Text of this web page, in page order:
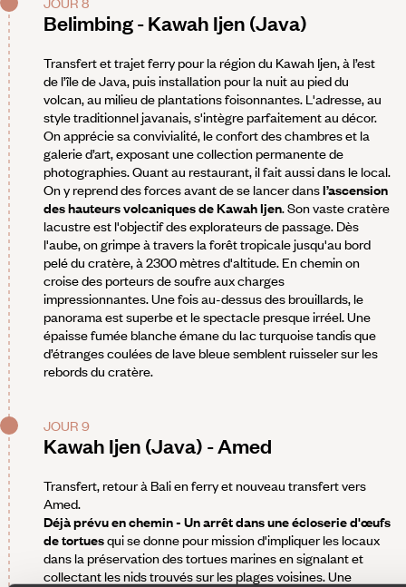
Belimbing - Kawah Ijen (Java)
Transfert et trajet ferry pour la région du Kawah Ijen, à l’est
de l’île de Java, puis installation pour la nuit au pied du
volcan, au milieu de plantations foisonnantes. L'adresse, au
style traditionnel javanais, s'intègre parfaitement au décor.
On apprécie sa convivialité, le confort des chambres et la
galerie d’art, exposant une collection permanente de
photographies. Quant au restaurant, il fait aussi dans le local.
On y reprend des forces avant de se lancer dansl’ascension
des hauteurs volcaniques de Kawah Ijen. Son vaste cratère
lacustre est l'objectif des explorateurs de passage. Dès
l'aube, on grimpe à travers la forêt tropicale jusqu'au bord
pelé du cratère, à 2300 mètres d'altitude. En chemin on
croise des porteurs de soufre aux charges
impressionnantes. Une fois au-dessus des brouillards, le
panorama est superbe et le spectacle presque irréel. Une
épaisse fumée blanche émane du lac turquoise tandis que
d’étranges coulées de lave bleue semblent ruisseler sur les
rebords du cratère.
JOUR 9
Kawah Ijen (Java) - Amed
Transfert, retour à Bali en ferry et nouveau transfert vers
Amed.
Déjà prévu en chemin - Un arrêt dans une écloserie d'œufs
de tortuesqui se donne pour mission d'impliquer les locaux
dans la préservation des tortues marines en signalant et
collectant les nids trouvés sur les plages voisines. Une